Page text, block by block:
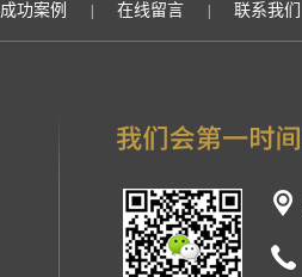
成功案例 在线留言 联系我们